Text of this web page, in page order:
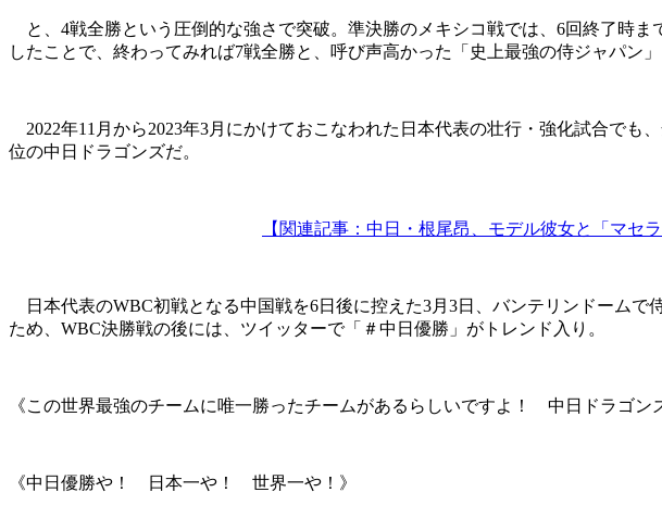
と、4戦全勝という圧倒的な強さで突破。準決勝のメキシコ戦では、6回終了時
したことで、終わってみれば7戦全勝と、呼び声高かった「史上最強の侍ジャパン」
2022年11月から2023年3月にかけておこなわれた日本代表の壮行・強化試合でも
位の中日ドラゴンズだ。
【関連記事：中日・根尾昂、モデル彼女と「マセ
日本代表のWBC初戦となる中国戦を6日後に控えた3月3日、バンテリンドーム
ため、WBC決勝戦の後には、ツイッターで「＃中日優勝」がトレンド入り。
《この世界最強のチームに唯一勝ったチームがあるらしいですよ！ 中日ドラゴ
《中日優勝や！ 日本一や！ 世界一や！》